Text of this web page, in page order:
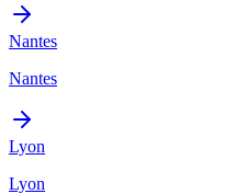
Nantes
Nantes
Lyon
Lyon